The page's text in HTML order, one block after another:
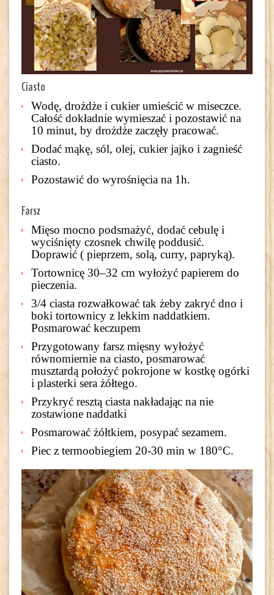
Ciasto
Wodę, drożdże i cukier umieścić w miseczce.
Całość dokładnie wymieszać i pozostawić na
10 minut, by drożdże zaczęły pracować.
Dodać mąkę, sól, olej, cukier jajko i zagnieść
ciasto.
Pozostawić do wyrośnięcia na 1h.
Farsz
Mięso mocno podsmażyć, dodać cebulę i
wyciśnięty czosnek chwilę poddusić.
Doprawić ( pieprzem, solą, curry, papryką).
Tortownicę 30–32 cm wyłożyć papierem do
pieczenia.
3/4 ciasta rozwałkować tak żeby zakryć dno i
boki tortownicy z lekkim naddatkiem.
Posmarować keczupem
Przygotowany farsz mięsny wyłożyć
równomiernie na ciasto, posmarować
musztardą położyć pokrojone w kostkę ogórki
i plasterki sera żółtego.
Przykryć resztą ciasta nakładając na nie
zostawione naddatki
Posmarować żółtkiem, posypać sezamem.
Piec z termoobiegiem 20-30 min w 180°C.